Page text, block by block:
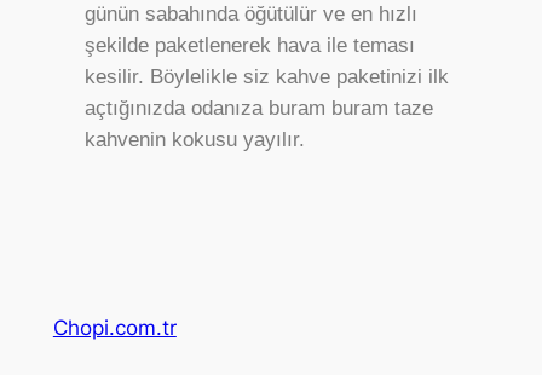
günün sabahında öğütülür ve en hızlı
şekilde paketlenerek hava ile teması
kesilir. Böylelikle siz kahve paketinizi ilk
açtığınızda odanıza buram buram taze
kahvenin kokusu yayılır.
Chopi.com.tr